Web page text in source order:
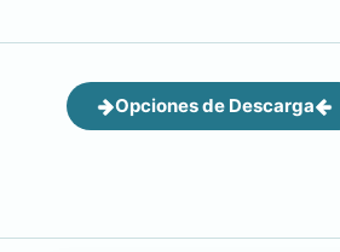
Opciones de Descarga